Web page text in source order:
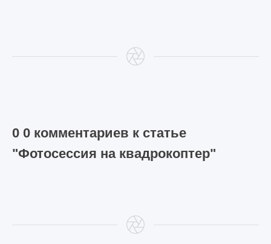
0 0 комментариев к статье
"Фотосессия на квадрокоптер"